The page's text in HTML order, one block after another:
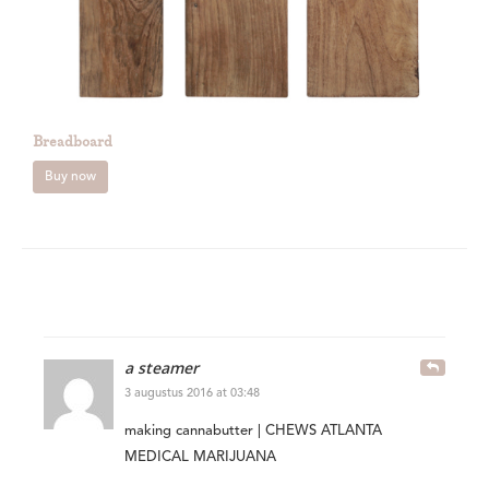
Breadboard
Buy now
a steamer
3 augustus 2016 at 03:48
making cannabutter | CHEWS ATLANTA
MEDICAL MARIJUANA